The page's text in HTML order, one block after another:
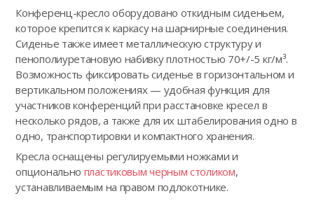
Конференц-кресло оборудовано откидным сиденьем,
которое крепится к каркасу на шарнирные соединения.
Сиденье также имеет металлическую структуру и
пенополиуретановую набивку плотностью 70+/-5 кг/м³.
Возможность фиксировать сиденье в горизонтальном и
вертикальном положениях — удобная функция для
участников конференций при расстановке кресел в
несколько рядов, а также для их штабелирования одно в
одно, транспортировки и компактного хранения.
Кресла оснащены регулируемыми ножками и
опционально пластиковым черным столиком,
устанавливаемым на правом подлокотнике.